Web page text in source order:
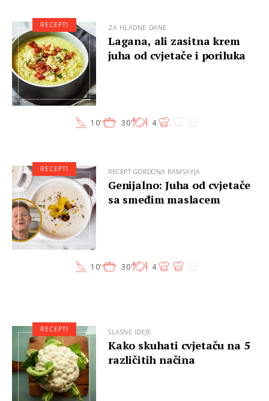
ZA HLADNE DANE
Lagana, ali zasitna krem
juha od cvjetače i poriluka
10' 30' 4
RECEPTI
RECEPT GORDONA RAMSAYJA
Genijalno: Juha od cvjetače
sa smeđim maslacem
10' 30' 4
RECEPTI
SLASNE IDEJE
Kako skuhati cvjetaču na 5
različitih načina
RECEPTI